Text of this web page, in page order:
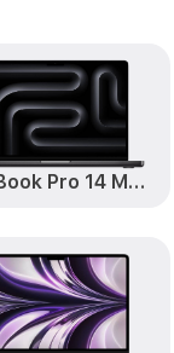
MacBook Pro 14 M3 Pro 2023